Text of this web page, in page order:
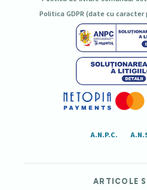
Politica GDPR (date cu caracter
A.N.P.C.
ARTICOLE